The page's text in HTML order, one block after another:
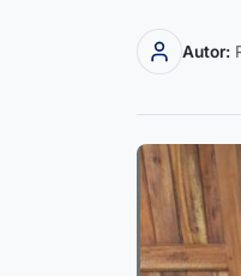
Autor: